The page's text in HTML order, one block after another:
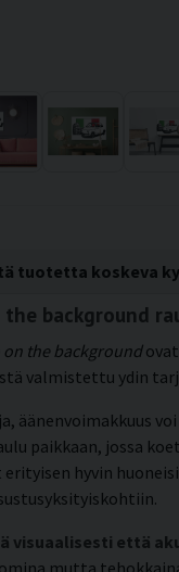
tuotetta koskeva
background
on the backgroundovat
valmistettu ydin
äänenvoimakkuus
paikkaan, jossa
hyvin
visuaalisesti että
mutta